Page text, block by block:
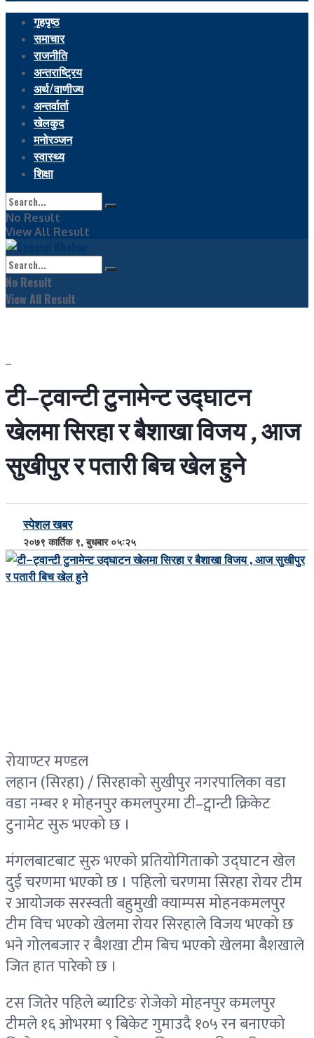
गृहपृष्ठ
समाचार
राजनीति
अन्तराष्ट्रिय
अर्थ/वाणीज्य
अन्तर्वार्ता
खेलकुद
मनोरञ्जन
स्वास्थ्य
शिक्षा
No Result
View All Result
No Result
View All Result
टी–ट्वान्टी टुनामेन्ट उद्घाटन
खेलमा सिरहा र बैशाखा विजय , आज
सुखीपुर र पतारी बिच खेल हुने
स्पेशल खबर
२०७९ कार्तिक ९, बुधबार ०५:२५
रोयाण्टर मण्डल
लहान (सिरहा) / सिरहाको सुखीपुर नगरपालिका वडा
वडा नम्बर १ मोहनपुर कमलपुरमा टी–ट्वान्टी क्रिकेट
टुनामेट सुरु भएको छ ।
मंगलबाटबाट सुरु भएको प्रतियोगिताको उद्घाटन खेल
दुई चरणमा भएको छ । पहिलो चरणमा सिरहा रोयर टीम
र आयोजक सरस्वती बहुमुखी क्याम्पस मोहनकमलपुर
टीम विच भएको खेलमा रोयर सिरहाले विजय भएको छ
भने गोलबजार र बैशखा टीम बिच भएको खेलमा बैशखाले
जित हात पारेको छ ।
टस जितेर पहिले ब्याटिङ रोजेको मोहनपुर कमलपुर
टीमले १६ ओभरमा ९ बिकेट गुमाउदै १०५ रन बनाएको